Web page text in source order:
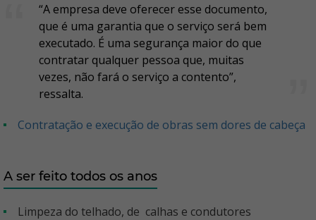
“A empresa deve oferecer esse documento,
que é uma garantia que o serviço será bem
executado. É uma segurança maior do que
contratar qualquer pessoa que, muitas
vezes, não fará o serviço a contento”,
ressalta.
Contratação e execução de obras sem dores de cabeça
A ser feito todos os anos
Limpeza do telhado, de calhas e condutores